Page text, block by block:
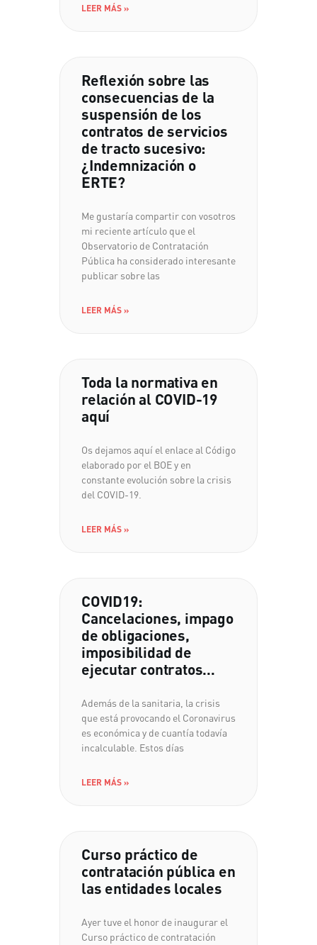
LEER MÁS »
Reflexión sobre las
consecuencias de la
suspensión de los
contratos de servicios
de tracto sucesivo:
¿Indemnización o
ERTE?
Me gustaría compartir con vosotros
mi reciente artículo que el
Observatorio de Contratación
Pública ha considerado interesante
publicar sobre las
LEER MÁS »
Toda la normativa en
relación al COVID-19
aquí
Os dejamos aquí el enlace al Código
elaborado por el BOE y en
constante evolución sobre la crisis
del COVID-19.
LEER MÁS »
COVID19:
Cancelaciones, impago
de obligaciones,
imposibilidad de
ejecutar contratos…
Además de la sanitaria, la crisis
que está provocando el Coronavirus
es económica y de cuantía todavía
incalculable. Estos días
LEER MÁS »
Curso práctico de
contratación pública en
las entidades locales
Ayer tuve el honor de inaugurar el
Curso práctico de contratación